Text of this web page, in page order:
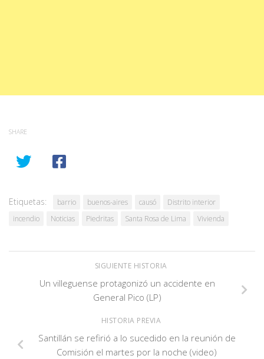
SHARE
Etiquetas: barrio buenos-aires causó
Distrito interior
incendio
Noticias Piedritas Santa Rosa de Lima Vivienda
SIGUIENTE HISTORIA
Un villeguense protagonizó un accidente en
General Pico (LP)
HISTORIA PREVIA
Santillán se refirió a lo sucedido en la reunión de
Comisión el martes por la noche (video)